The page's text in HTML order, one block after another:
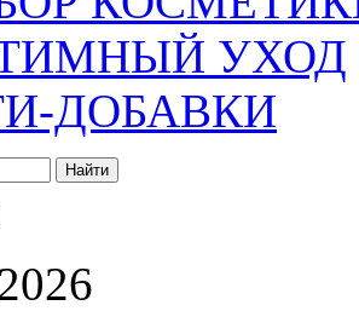
УХОД
ДОБАВКИ
Найти